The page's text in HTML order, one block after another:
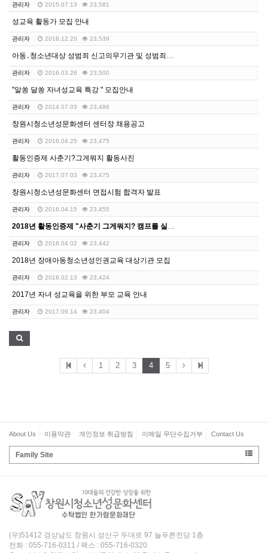
관리자 2015.07.13 23,581
성교육 활동가 모집 안내
관리자 2018.12.20 23,539
관리자 2016.03.26 23,500
"알쏭 달쏭 자녀성교육 특강 " 모집안내
관리자 2014.07.03 23,486
창원시청소년성문화센터 센터장 채용공고
관리자 2016.04.25 23,475
활동인증제 사춘기?그게뭐지 활동사진
관리자 2017.07.03 23,475
창원시청소년성문화센터 면접시험 합격자 발표
관리자 2016.04.15 23,455
관리자 2018.04.02 23,442
2018년 장애아동청소년성인권교육 대상기관 모집
관리자 2018.02.13 23,424
2017년 자녀 성교육을 위한 부모 교육 안내
관리자 2017.09.14 23,404
1 2 3 4 5
About Us 이용약관 개인정보 취급방침 이메일 무단수집거부 Contact Us
Family Site
(우)51412 경상남도 창원시 성산구 두대로 97 늘푸른전당 1층
전화 : 055-716-0311 / 팩스 : 055-716-0320